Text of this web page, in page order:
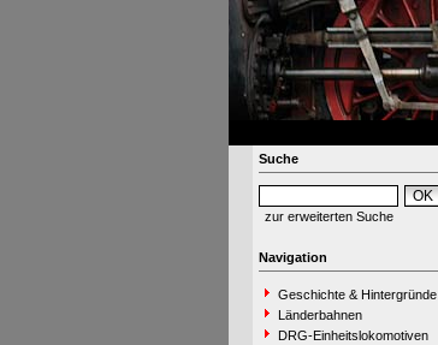
Suche
zur erweiterten Suche
Navigation
Geschichte & Hintergründe
Länderbahnen
DRG-Einheitslokomotiven